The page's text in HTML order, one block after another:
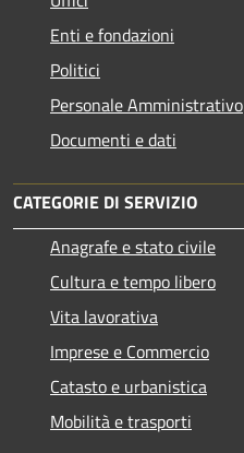
Enti e fondazioni
Politici
Personale Amministrativo
Documenti e dati
CATEGORIE DI SERVIZIO
Anagrafe e stato civile
Cultura e tempo libero
Vita lavorativa
Imprese e Commercio
Catasto e urbanistica
Mobilità e trasporti